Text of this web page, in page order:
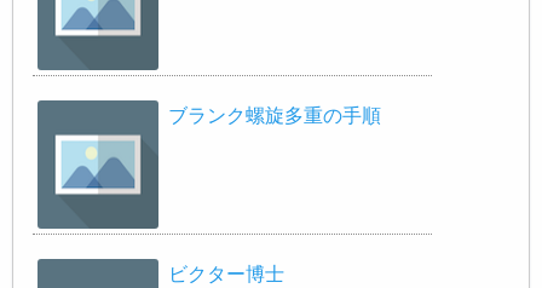
ブランク螺旋多重の手順
ビクター博士